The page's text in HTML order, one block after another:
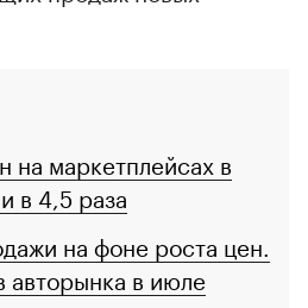
маркетплейсах в
в 4,5 раза
на фоне роста цен.
авторынка в июле